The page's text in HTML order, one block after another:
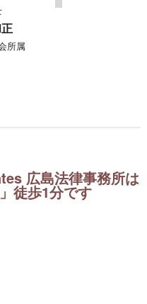
所属
広島法律事務所は
徒歩1分です